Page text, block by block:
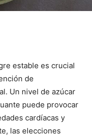
estable es crucial
de
Un nivel de azúcar
puede provocar
cardíacas y
las elecciones